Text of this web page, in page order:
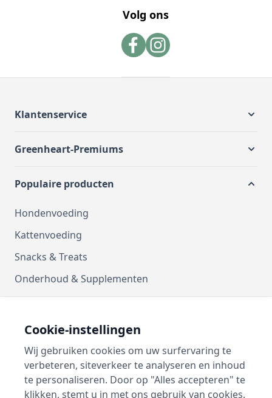
Volg ons
Klantenservice
Greenheart-Premiums
Populaire producten
Hondenvoeding
Kattenvoeding
Snacks & Treats
Onderhoud & Supplementen
Kussens
Manden
Vetbedden
Contact
Cookie-instellingen
Wij gebruiken cookies om uw surfervaring te
verbeteren, siteverkeer te analyseren en inhoud
te personaliseren. Door op "Alles accepteren" te
klikken, stemt u in met ons gebruik van cookies.